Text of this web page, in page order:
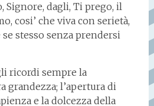
Signore, dagli, Ti prego, il
cosi’ che viva con serietà,
se stesso senza prendersi
ricordi sempre la
grandezza; l’apertura di
e la dolcezza della